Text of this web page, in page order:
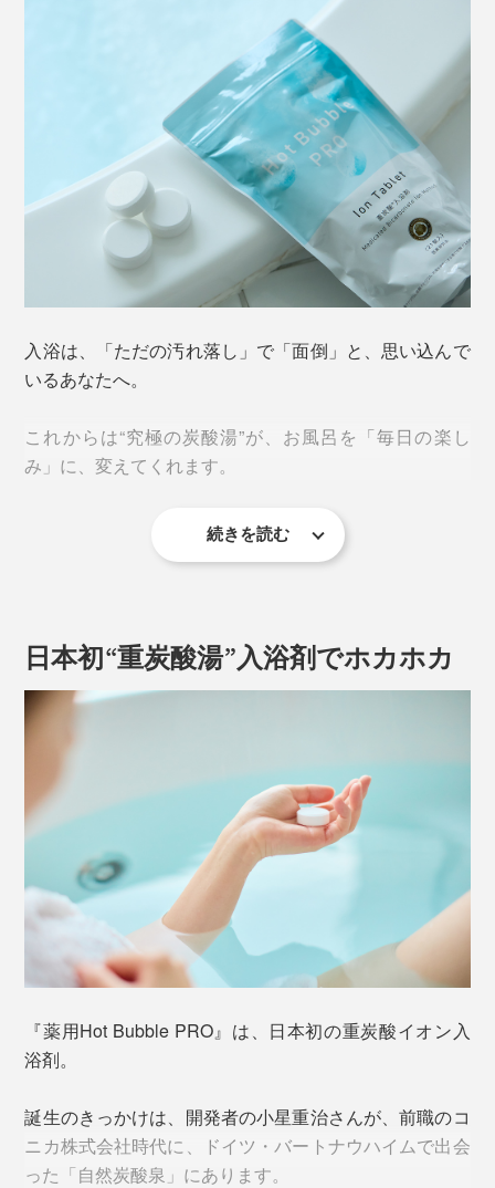
入浴は、「ただの汚れ落し」で「面倒」と、思い込んで
いるあなたへ。
これからは“究極の炭酸湯”が、お風呂を「毎日の楽し
み」に、変えてくれます。
『薬用Hot Bubble PRO（ホットバブルプロ）』は、直
径3cmほどのタブレット入浴剤。お湯に入れるだけで、
おうちのお風呂が“重炭酸湯”になります。
「炭酸」と聞くと、お風呂に入れてブクブク泡立つ、炭
酸入浴剤が思い浮かぶと思いますが、『薬用Hot Bubble
PRO』は、まったくの別物です。
続きを読む
日本初“重炭酸湯”入浴剤でホカホカ
『薬用Hot Bubble PRO』は、日本初の重炭酸イオン入
浴剤。
誕生のきっかけは、開発者の小星重治さんが、前職のコ
ニカ株式会社時代に、ドイツ・バートナウハイムで出会
った「自然炭酸泉」にあります。